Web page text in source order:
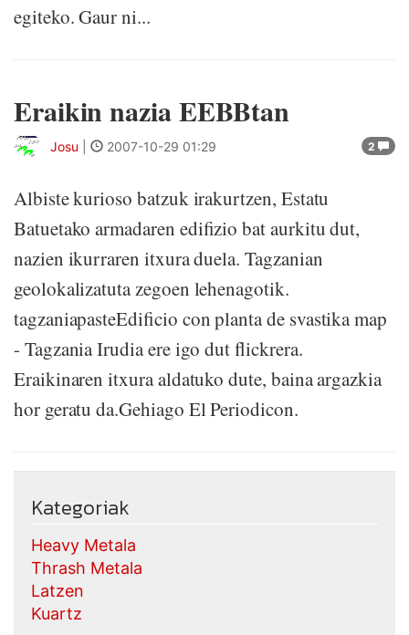
egiteko. Gaur ni...
Eraikin nazia EEBBtan
2
Josu 2007-10-29 01:29
Albiste kurioso batzuk irakurtzen, Estatu
Batuetako armadaren edifizio bat aurkitu dut,
nazien ikurraren itxura duela. Tagzanian
geolokalizatuta zegoen lehenagotik.
tagzaniapasteEdificio con planta de svastika map
- Tagzania Irudia ere igo dut flickrera.
Eraikinaren itxura aldatuko dute, baina argazkia
hor geratu da.Gehiago El Periodicon.
Kategoriak
Heavy Metala
Thrash Metala
Latzen
Kuartz